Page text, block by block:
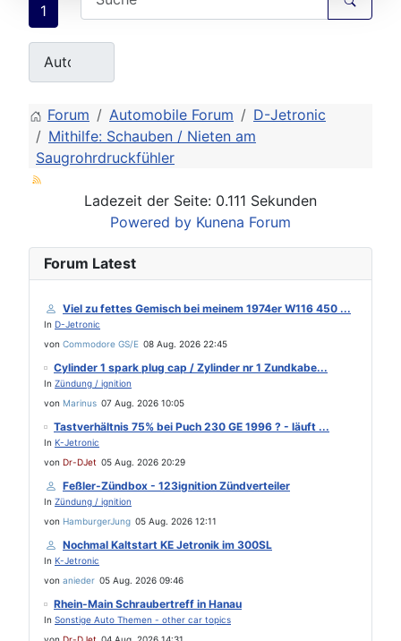
1
Forum Automobile Forum
D-Jetronic
Mithilfe: Schauben / Nieten am
Saugrohrdruckfühler
Ladezeit der Seite: 0.111 Sekunden
Powered by Kunena Forum
Forum Latest
Viel zu fettes Gemisch bei meinem 1974er W116 450 ...
In D-Jetronic
von Commodore GS/E 08 Aug. 2026 22:45
Cylinder 1 spark plug cap / Zylinder nr 1 Zundkabe...
In Zündung / ignition
von Marinus 07 Aug. 2026 10:05
Tastverhältnis 75% bei Puch 230 GE 1996 ? - läuft ...
In K-Jetronic
von Dr-DJet 05 Aug. 2026 20:29
Feßler-Zündbox - 123ignition Zündverteiler
In Zündung / ignition
von HamburgerJung 05 Aug. 2026 12:11
Nochmal Kaltstart KE Jetronik im 300SL
In K-Jetronic
von anieder 05 Aug. 2026 09:46
Rhein-Main Schraubertreff in Hanau
In Sonstige Auto Themen - other car topics